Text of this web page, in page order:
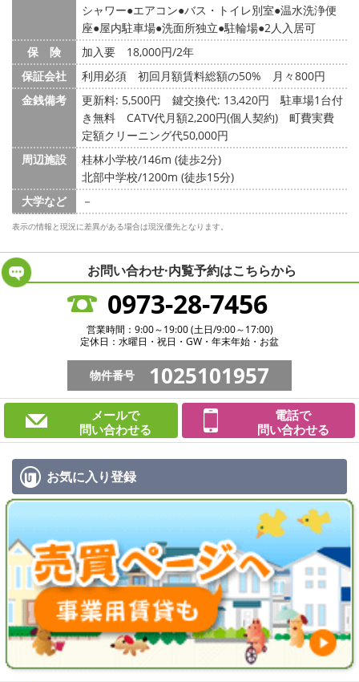
シャワー エアコン バス・トイレ別室 温水洗浄便
座 屋内駐車場 洗面所独立 駐輪場 2人入居可
保 険
加入要 18,000円/2年
保証会社
利用必須 初回月額賃料総額の50% 月々800円
金銭備考
更新料: 5,500円 鍵交換代: 13,420円
駐車場1台付
き無料 CATV代月額2,200円(個人契約) 町費実費
定額クリーニング代50,000円
周辺施設
桂林小学校/146m (徒歩2分)
北部中学校/1200m (徒歩15分)
大学など
－
表示の情報と現況に差異がある場合は現況優先となります。
お問い合わせ·内覧予約はこちらから
0973-28-7456
営業時間：9:00～19:00 (土日/9:00～17:00)
定休日：水曜日・祝日・GW・年末年始・お盆
物件番号 1025101957
メールで
問い合わせる
電話で
問い合わせる
お気に入り登録